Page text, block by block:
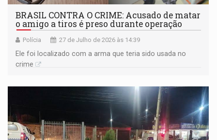
BRASIL CONTRA O CRIME: Acusado de matar
o amigo a tiros é preso durante operação
Polícia 27 de Julho de 2026 às 14:39
Ele foi localizado com a arma que teria sido usada no
crime